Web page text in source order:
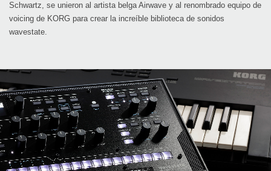
Schwartz, se unieron al artista belga Airwave y al renombrado equipo de
voicing de KORG para crear la increíble biblioteca de sonidos
wavestate.